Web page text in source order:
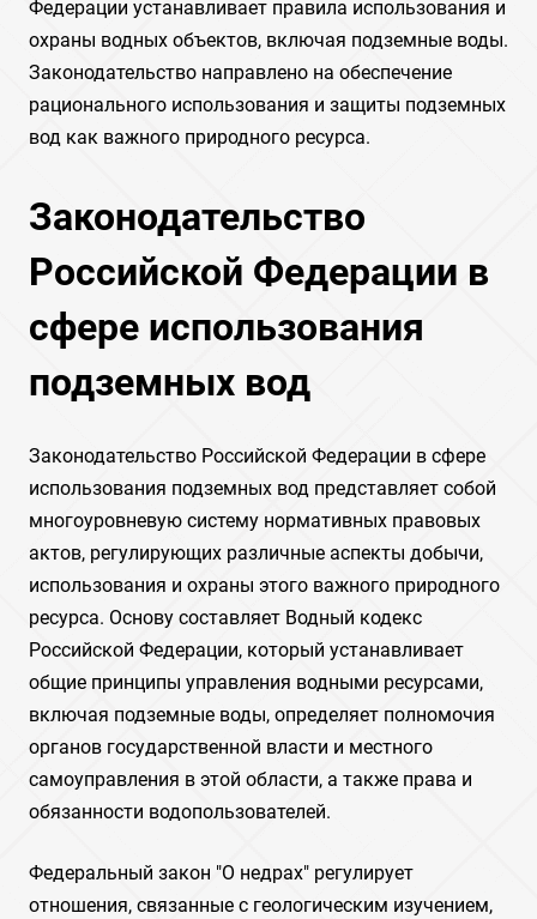
Федерации устанавливает правила использования и
охраны водных объектов, включая подземные воды.
Законодательство направлено на обеспечение
рационального использования и защиты подземных
вод как важного природного ресурса.
Законодательство
Российской Федерации в
сфере использования
подземных вод
Законодательство Российской Федерации в сфере
использования подземных вод представляет собой
многоуровневую систему нормативных правовых
актов, регулирующих различные аспекты добычи,
использования и охраны этого важного природного
ресурса. Основу составляет Водный кодекс
Российской Федерации, который устанавливает
общие принципы управления водными ресурсами,
включая подземные воды, определяет полномочия
органов государственной власти и местного
самоуправления в этой области, а также права и
обязанности водопользователей.
Федеральный закон "О недрах" регулирует
отношения, связанные с геологическим изучением,